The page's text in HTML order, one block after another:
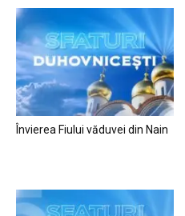
Învierea Fiului văduvei din Nain